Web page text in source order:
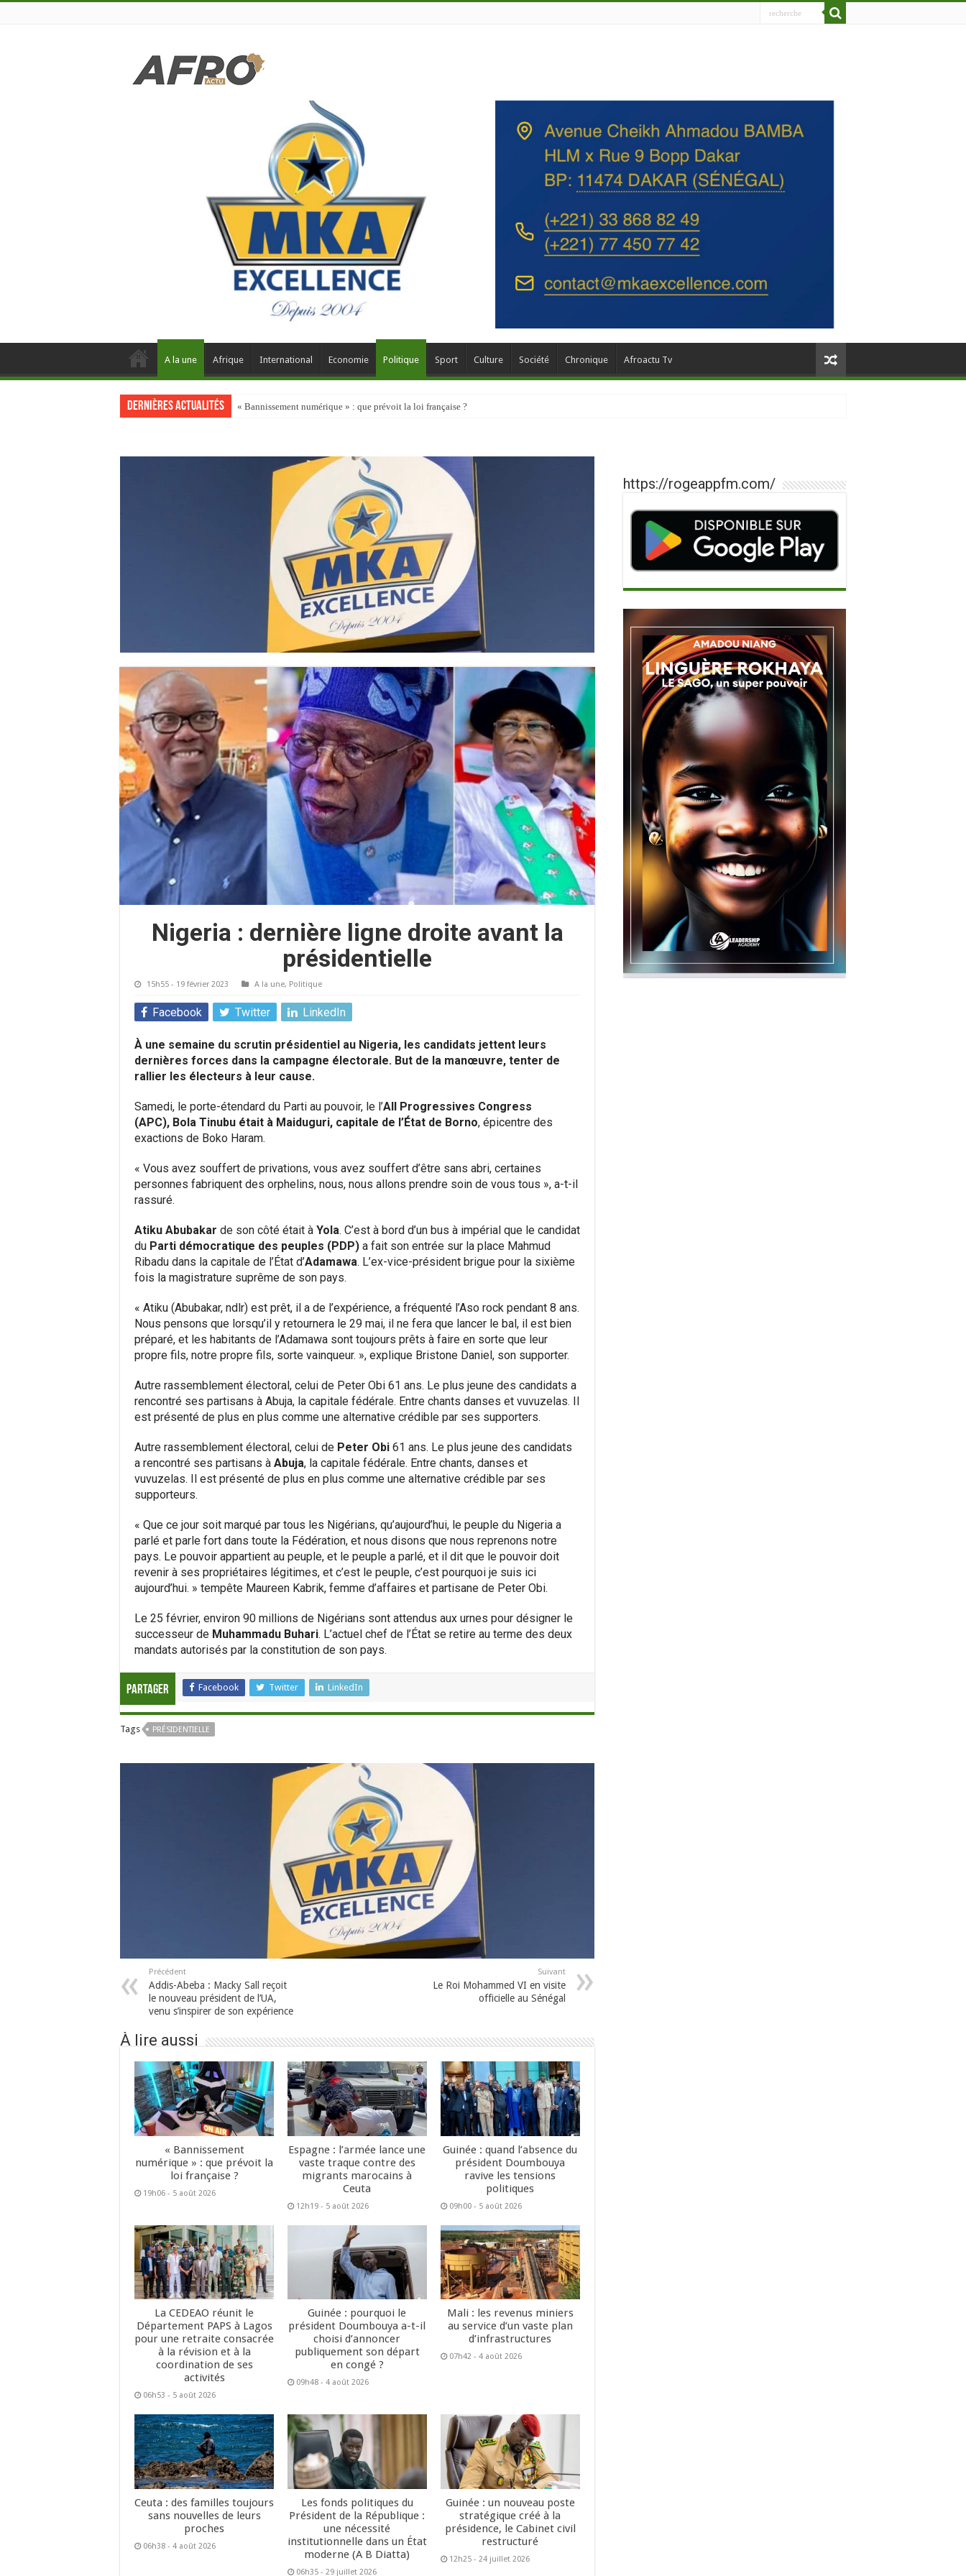
A la une Afrique International Economie Politique Sport Culture Société Chronique Afroactu Tv
Dernières actualités « Bannissement numérique » : que prévoit la loi française ?
Nigeria : dernière ligne droite avant la
présidentielle
15h55 - 19 février 2023 A la une, Politique
Facebook Twitter LinkedIn
À une semaine du scrutin présidentiel au Nigeria, les candidats jettent leurs
dernières forces dans la campagne électorale. But de la manœuvre, tenter de
rallier les électeurs à leur cause.
Samedi, le porte-étendard du Parti au pouvoir, le l’All Progressives Congress
(APC), Bola Tinubu était à Maiduguri, capitale de l’État de Borno, épicentre des
exactions de Boko Haram.
« Vous avez souffert de privations, vous avez souffert d’être sans abri, certaines
personnes fabriquent des orphelins, nous, nous allons prendre soin de vous tous », a-t-il
rassuré.
Atiku Abubakar de son côté était à Yola. C’est à bord d’un bus à impérial que le candidat
du Parti démocratique des peuples (PDP) a fait son entrée sur la place Mahmud
Ribadu dans la capitale de l’État d’Adamawa. L’ex-vice-président brigue pour la sixième
fois la magistrature suprême de son pays.
« Atiku (Abubakar, ndlr) est prêt, il a de l’expérience, a fréquenté l’Aso rock pendant 8 ans.
Nous pensons que lorsqu’il y retournera le 29 mai, il ne fera que lancer le bal, il est bien
préparé, et les habitants de l’Adamawa sont toujours prêts à faire en sorte que leur
propre fils, notre propre fils, sorte vainqueur. », explique Bristone Daniel, son supporter.
Autre rassemblement électoral, celui de Peter Obi 61 ans. Le plus jeune des candidats a
rencontré ses partisans à Abuja, la capitale fédérale. Entre chants danses et vuvuzelas. Il
est présenté de plus en plus comme une alternative crédible par ses supporters.
Autre rassemblement électoral, celui de Peter Obi 61 ans. Le plus jeune des candidats
a rencontré ses partisans à Abuja, la capitale fédérale. Entre chants, danses et
vuvuzelas. Il est présenté de plus en plus comme une alternative crédible par ses
supporteurs.
« Que ce jour soit marqué par tous les Nigérians, qu’aujourd’hui, le peuple du Nigeria a
parlé et parle fort dans toute la Fédération, et nous disons que nous reprenons notre
pays. Le pouvoir appartient au peuple, et le peuple a parlé, et il dit que le pouvoir doit
revenir à ses propriétaires légitimes, et c’est le peuple, c’est pourquoi je suis ici
aujourd’hui. » tempête Maureen Kabrik, femme d’affaires et partisane de Peter Obi.
Le 25 février, environ 90 millions de Nigérians sont attendus aux urnes pour désigner le
successeur de Muhammadu Buhari. L’actuel chef de l’État se retire au terme des deux
mandats autorisés par la constitution de son pays.
Partager Facebook Twitter LinkedIn
Tags PRÉSIDENTIELLE
Précédent
Addis-Abeba : Macky Sall reçoit
le nouveau président de l’UA,
venu s’inspirer de son expérience
Suivant
Le Roi Mohammed VI en visite
officielle au Sénégal
À lire aussi
« Bannissement
numérique » : que prévoit la
loi française ?
19h06 - 5 août 2026
Espagne : l’armée lance une
vaste traque contre des
migrants marocains à
Ceuta
12h19 - 5 août 2026
Guinée : quand l’absence du
président Doumbouya
ravive les tensions
politiques
09h00 - 5 août 2026
La CEDEAO réunit le
Département PAPS à Lagos
pour une retraite consacrée
à la révision et à la
coordination de ses
activités
06h53 - 5 août 2026
Guinée : pourquoi le
président Doumbouya a-t-il
choisi d’annoncer
publiquement son départ
en congé ?
09h48 - 4 août 2026
Mali : les revenus miniers
au service d’un vaste plan
d’infrastructures
07h42 - 4 août 2026
Ceuta : des familles toujours
sans nouvelles de leurs
proches
06h38 - 4 août 2026
Les fonds politiques du
Président de la République :
une nécessité
institutionnelle dans un État
moderne (A B Diatta)
06h35 - 29 juillet 2026
Guinée : un nouveau poste
stratégique créé à la
présidence, le Cabinet civil
restructuré
12h25 - 24 juillet 2026
https://rogeappfm.com/